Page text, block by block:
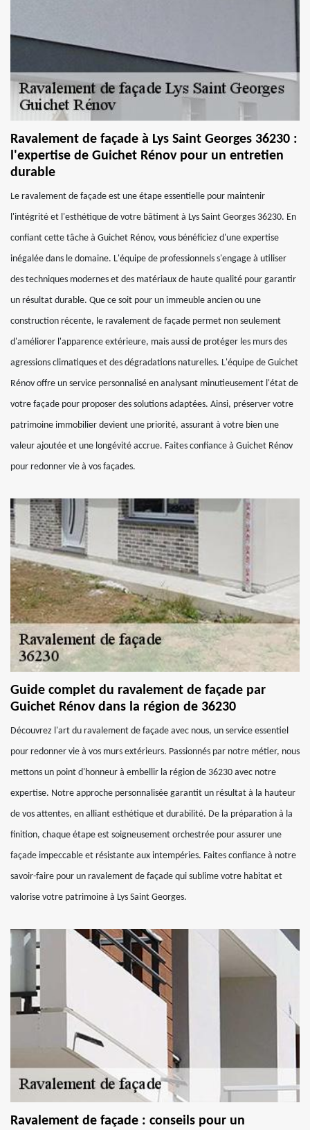
Ravalement de façade à Lys Saint Georges 36230 :
l'expertise de Guichet Rénov pour un entretien
durable
Le ravalement de façade est une étape essentielle pour maintenir
l'intégrité et l'esthétique de votre bâtiment à Lys Saint Georges 36230. En
confiant cette tâche à Guichet Rénov, vous bénéficiez d'une expertise
inégalée dans le domaine. L'équipe de professionnels s'engage à utiliser
des techniques modernes et des matériaux de haute qualité pour garantir
un résultat durable. Que ce soit pour un immeuble ancien ou une
construction récente, le ravalement de façade permet non seulement
d'améliorer l'apparence extérieure, mais aussi de protéger les murs des
agressions climatiques et des dégradations naturelles. L'équipe de Guichet
Rénov offre un service personnalisé en analysant minutieusement l'état de
votre façade pour proposer des solutions adaptées. Ainsi, préserver votre
patrimoine immobilier devient une priorité, assurant à votre bien une
valeur ajoutée et une longévité accrue. Faites confiance à Guichet Rénov
pour redonner vie à vos façades.
Guide complet du ravalement de façade par
Guichet Rénov dans la région de 36230
Découvrez l'art du ravalement de façade avec nous, un service essentiel
pour redonner vie à vos murs extérieurs. Passionnés par notre métier, nous
mettons un point d'honneur à embellir la région de 36230 avec notre
expertise. Notre approche personnalisée garantit un résultat à la hauteur
de vos attentes, en alliant esthétique et durabilité. De la préparation à la
finition, chaque étape est soigneusement orchestrée pour assurer une
façade impeccable et résistante aux intempéries. Faites confiance à notre
savoir-faire pour un ravalement de façade qui sublime votre habitat et
valorise votre patrimoine à Lys Saint Georges.
Ravalement de façade : conseils pour un